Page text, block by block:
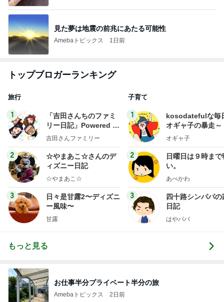
見た夢は地震の前兆にあたる可能性
Amebaトピックス 1日前
トップブロガーランキング
旅行
1
「吉田さんちのファミ
リー日記」Powered b
y Ameba 吉田さんファ
ログ
吉田さんファミリー
2
☆やまあこ☆さんのデ
ィズニー日記
☆やまあこ☆
3
日々是甘露2〜ディズニ
ー風味〜
甘露
子育て
1
kosodatefulな毎
オギャ子の暴走～
オギャ子
2
日曜日は９時まで
い。
あべかわ
3
四十路シンパパの
日記
はやパパ
もっと見る
お仕事半分プライベート半分の旅
Amebaトピックス 2日前